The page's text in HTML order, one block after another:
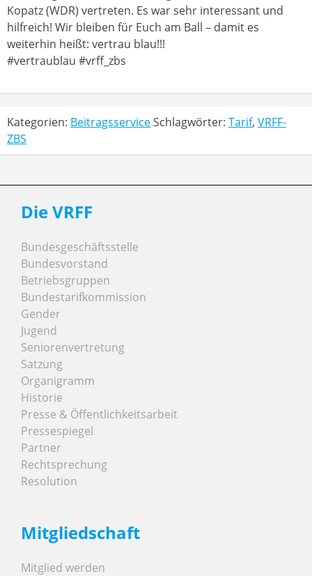
Kopatz (WDR) vertreten. Es war sehr interessant und
hilfreich! Wir bleiben für Euch am Ball – damit es
weiterhin heißt: vertrau blau!!!
#vertraublau #vrff_zbs
Kategorien: BeitragsserviceSchlagwörter: Tarif, VRFF-
ZBS
Die VRFF
Bundesgeschäftsstelle
Bundesvorstand
Betriebsgruppen
Bundestarifkommission
Gender
Jugend
Seniorenvertretung
Satzung
Organigramm
Historie
Presse & Öffentlichkeitsarbeit
Pressespiegel
Partner
Rechtsprechung
Resolution
Mitgliedschaft
Mitglied werden